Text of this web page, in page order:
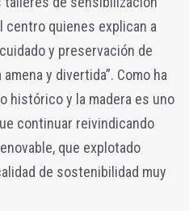
centro quienes explican a
y preservación de
y divertida”. Como ha
histórico y la madera es uno
continuar reivindicando
que explotado
de sostenibilidad muy